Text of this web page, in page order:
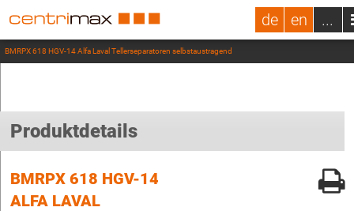
de en ...
BMRPX 618 HGV-14 Alfa Laval Tellerseparatoren selbstaustragend
Produktdetails
BMRPX 618 HGV-14
ALFA LAVAL